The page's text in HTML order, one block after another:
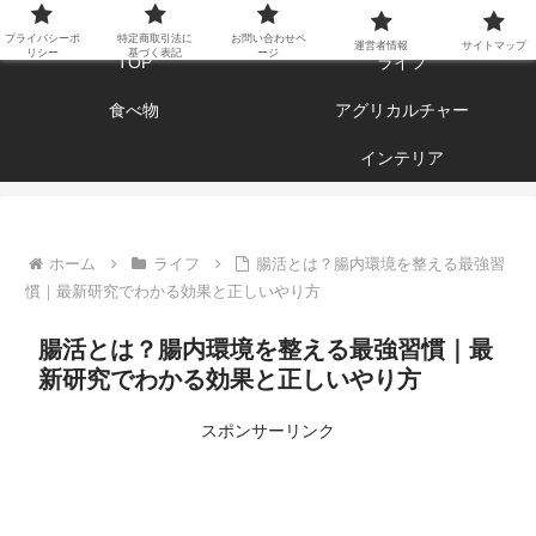
エンジョイ ブログライフ
TOP ライフ
食べ物 アグリカルチャー
インテリア
ホーム ライフ
腸活とは？腸内環境を整える最強習
慣｜最新研究でわかる効果と正しいやり方
腸活とは？腸内環境を整える最強習慣｜最
新研究でわかる効果と正しいやり方
スポンサーリンク
プライバシーポ
リシー
特定商取引法に
基づく表記
お問い合わせペ
ージ
運営者情報 サイトマップ